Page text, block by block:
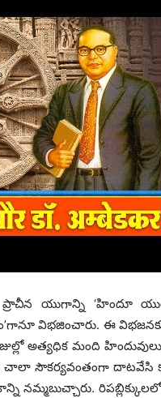
యుగాన్ని ‘హిందూ
విభజించారు. ఈ
అత్యధిక మంది
సౌకర్యవంతంగా దాటవేసి
నమ్మబుచ్చారు.